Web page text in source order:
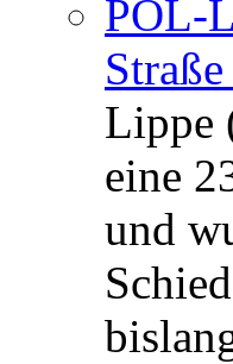
POL-
Lippe
eine
und